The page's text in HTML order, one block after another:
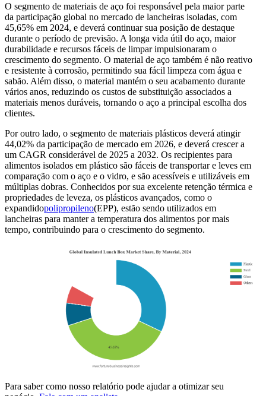
O segmento de materiais de aço foi responsável pela maior parte
da participação global no mercado de lancheiras isoladas, com
45,65% em 2024, e deverá continuar sua posição de destaque
durante o período de previsão. A longa vida útil do aço, maior
durabilidade e recursos fáceis de limpar impulsionaram o
crescimento do segmento. O material de aço também é não reativo
e resistente à corrosão, permitindo sua fácil limpeza com água e
sabão. Além disso, o material mantém o seu acabamento durante
vários anos, reduzindo os custos de substituição associados a
materiais menos duráveis, tornando o aço a principal escolha dos
clientes.
Por outro lado, o segmento de materiais plásticos deverá atingir
44,02% da participação de mercado em 2026, e deverá crescer a
um CAGR considerável de 2025 a 2032. Os recipientes para
alimentos isolados em plástico são fáceis de transportar e leves em
comparação com o aço e o vidro, e são acessíveis e utilizáveis ​​em
múltiplas dobras. Conhecidos por sua excelente retenção térmica e
propriedades de leveza, os plásticos avançados, como o
expandidopolipropileno(EPP), estão sendo utilizados em
lancheiras para manter a temperatura dos alimentos por mais
tempo, contribuindo para o crescimento do segmento.
Para saber como nosso relatório pode ajudar a otimizar seu